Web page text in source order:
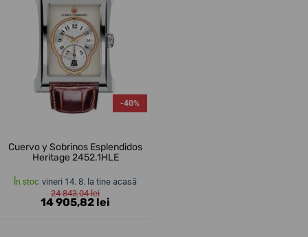
-40%
Cuervo y Sobrinos Esplendidos
Heritage 2452.1HLE
În stoc vineri 14. 8. la tine acasă
24 843,04 lei
14 905,82 lei